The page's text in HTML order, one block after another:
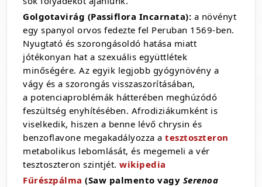
Golgotavirág (Passiflora Incarnata): a növényt
egy spanyol orvos fedezte fel Peruban 1569-ben.
Nyugtató és szorongásoldó hatása miatt
jótékonyan hat a szexuális együttlétek
minőségére. Az egyik legjobb gyógynövény a
vágy és a szorongás visszaszorításában,
a potenciaproblémák hátterében meghúzódó
feszültség enyhítésében. Afrodiziákumként is
viselkedik, hiszen a benne lévő chrysin és
benzoflavone megakadályozza a tesztoszteron
metabolikus lebomlását, és megemeli a vér
tesztoszteron szintjét. wikipedia
Fűrészpálma (Saw palmento vagy Serenoa